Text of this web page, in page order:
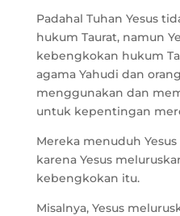
Padahal Tuhan Yesus
hukum Taurat, namun
kebengkokan hukum
agama Yahudi dan
menggunakan dan
untuk kepentingan
Mereka menuduh
karena Yesus
kebengkokan itu.
Misalnya, Yesus